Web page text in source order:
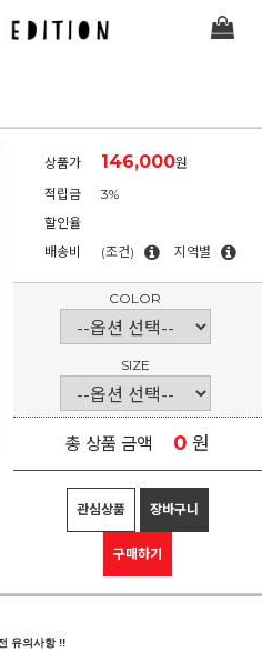
상품가 146,000원
적립금
3%
할인율
배송비
(조건) 지역별
COLOR
SIZE
총 상품 금액 0 원
관심상품 장바구니
구매하기
유의사항 !!